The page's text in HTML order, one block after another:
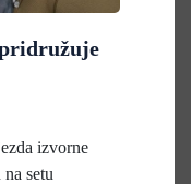
izvorne
setu